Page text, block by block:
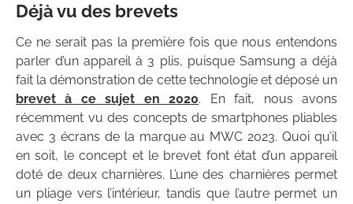
Déjà vu des brevets
Ce ne serait pas la première fois que nous entendons
parler d’un appareil à 3 plis, puisque Samsung a déjà
fait la démonstration de cette technologie et déposé un
brevet à ce sujet en 2020. En fait, nous avons
récemment vu des concepts de smartphones pliables
avec 3 écrans de la marque au MWC 2023. Quoi qu’il
en soit, le concept et le brevet font état d’un appareil
doté de deux charnières. L’une des charnières permet
un pliage vers l’intérieur, tandis que l’autre permet un